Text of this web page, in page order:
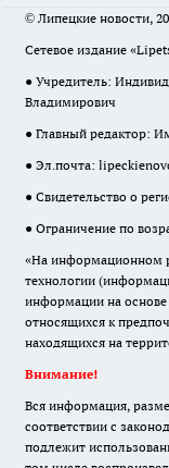
© Липецкие новости,
Сетевое издание
● Учредитель:
Владимирович
● Главный редактор:
● Эл.почта:
● Свидетельство о
● Ограничение по
«На информационном
технологии
информации на основе
относящихся к
находящихся на
Внимание!
Вся информация,
соответствии с
подлежит